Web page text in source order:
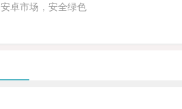
安卓市场，安全绿色